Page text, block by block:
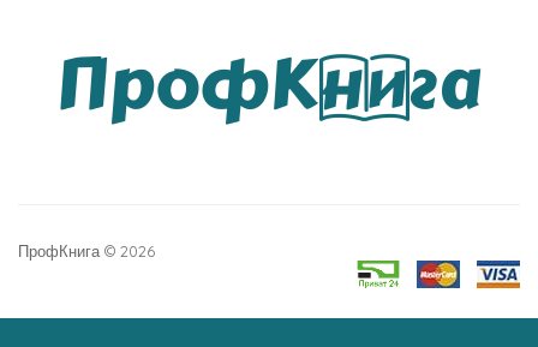
ПрофКнига © 2026